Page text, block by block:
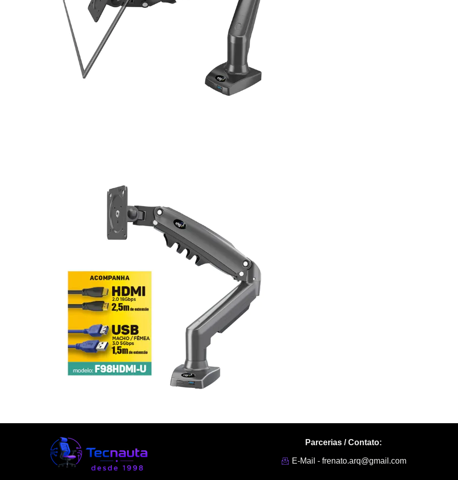
Parcerias / Contato:
E-Mail - frenato.arq@gmail.com